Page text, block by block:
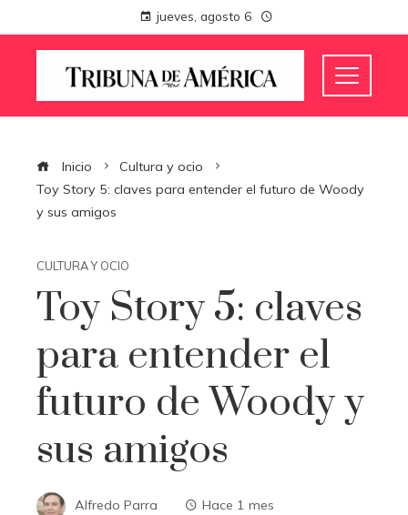
jueves, agosto 6
Inicio
Cultura y ocio
Toy Story 5: claves para entender el futuro de Woody
y sus amigos
CULTURA Y OCIO
Toy Story 5: claves
para entender el
futuro de Woody y
sus amigos
Alfredo Parra
Hace 1 mes